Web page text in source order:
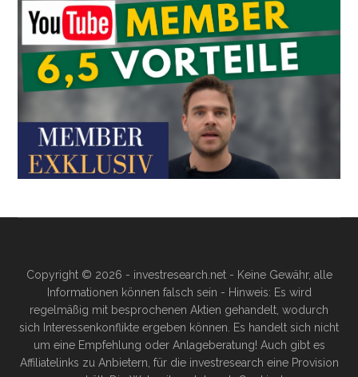
Copyright © 2026 - investresearch.net - Keine Gewähr, alle
Informationen können falsch sein - Hinweis: Es wird
regelmäßig mit besprochenen Aktien gehandelt, wodurch
sich Interessenkonflikte ergeben können. Es handelt sich nicht
um eine Empfehlung oder Anlageberatung! Auch gibt es
Affiliatelinks zu Anbietern, für die investresearch eine Provision